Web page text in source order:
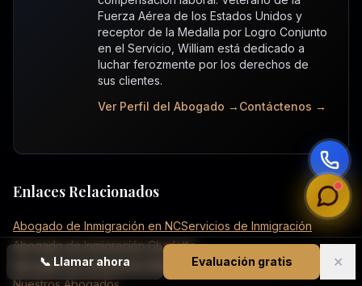
📞 Llamar ahora Evaluación gratis ✕
Fuerza Aérea de los Estados Unidos y
receptor de la Medalla por Logro Conjunto
en el Servicio, William está dedicado a
luchar ferozmente por los derechos de
sus clientes.
Ver Perfil del Abogado → Contáctenos →
Enlaces Relacionados
Abogado de Inmigración en NCServicios de Inmigración
Abogado de Inmigración Charlotte
Abogado de Inmigración Raleigh
Consulta Gratuita